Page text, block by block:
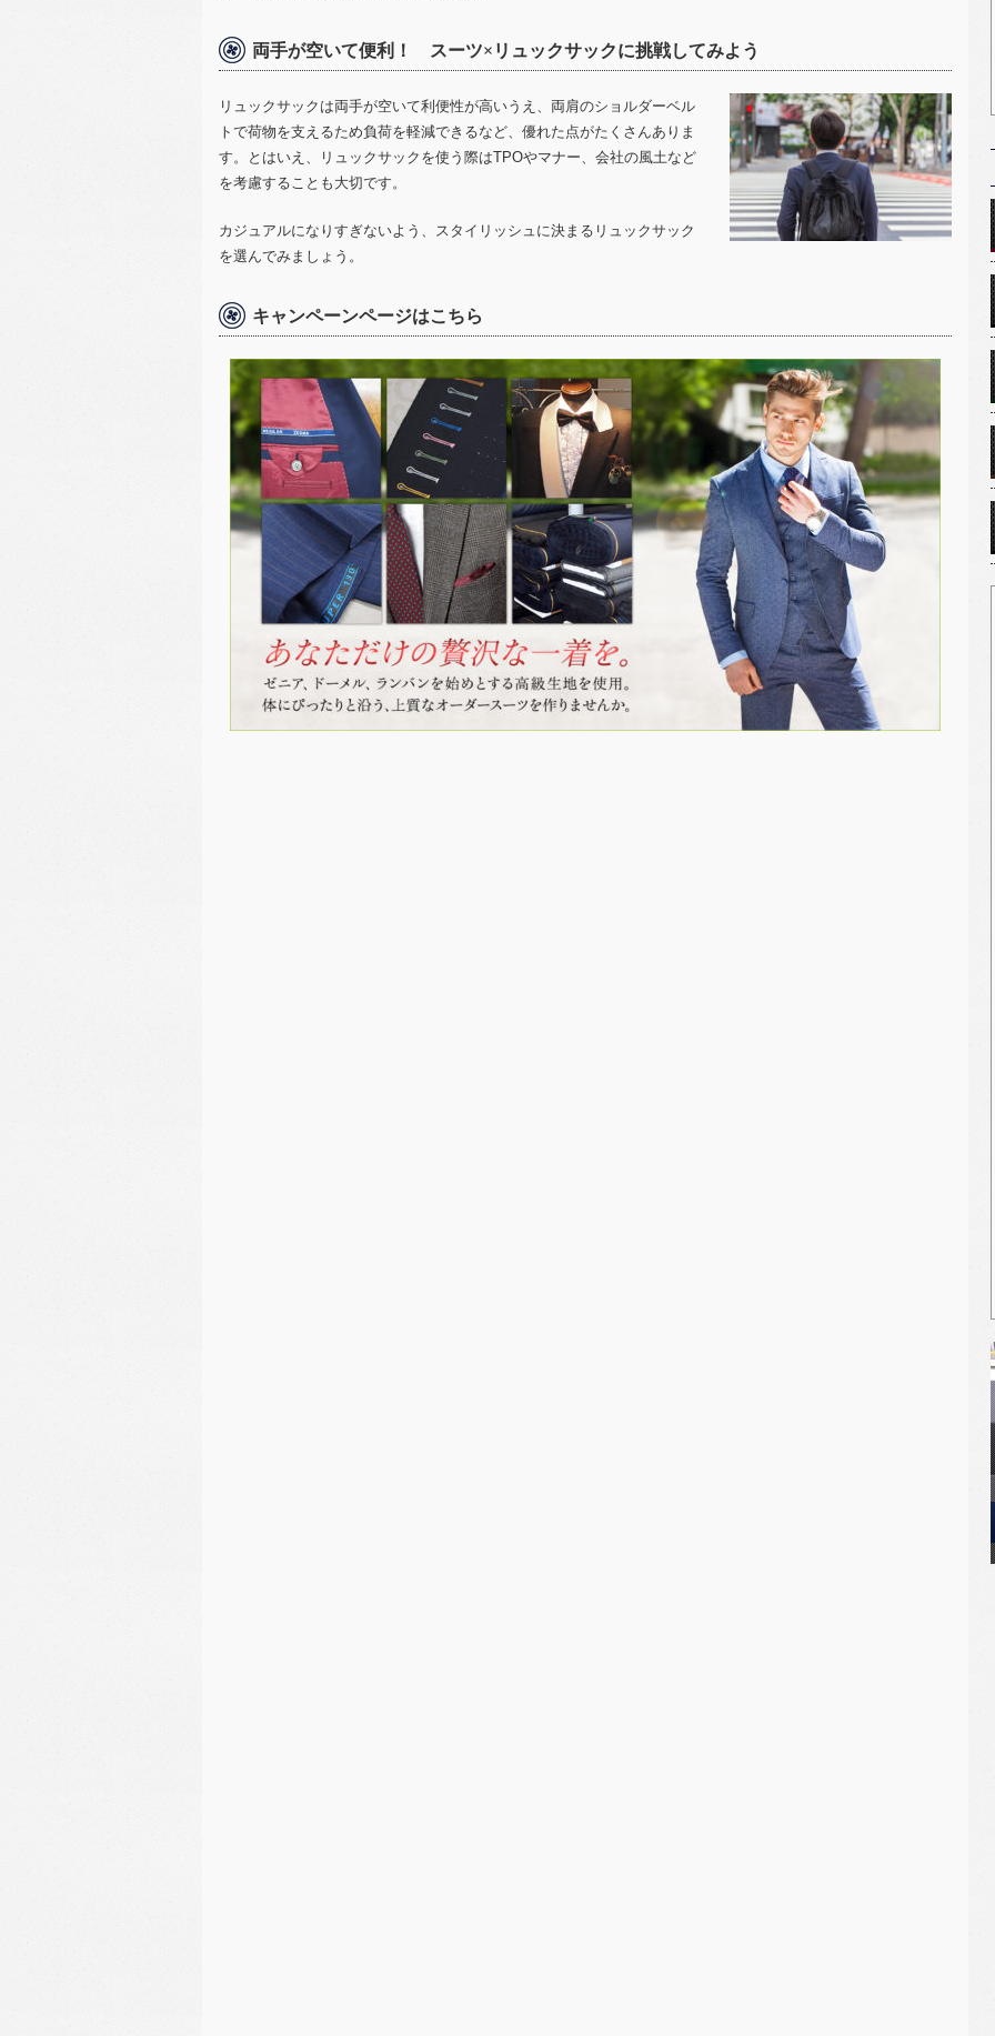
両手が空いて便利！ スーツ×リュックサックに挑戦してみよう
リュックサックは両手が空いて利便性が高いうえ、両肩のショルダーベル
トで荷物を支えるため負荷を軽減できるなど、優れた点がたくさんありま
す。とはいえ、リュックサックを使う際はTPOやマナー、会社の風土など
を考慮することも大切です。
カジュアルになりすぎないよう、スタイリッシュに決まるリュックサック
を選んでみましょう。
キャンペーンページはこちら